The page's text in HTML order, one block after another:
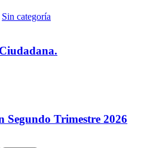
Sin categoría
Segundo Trimestre 2026